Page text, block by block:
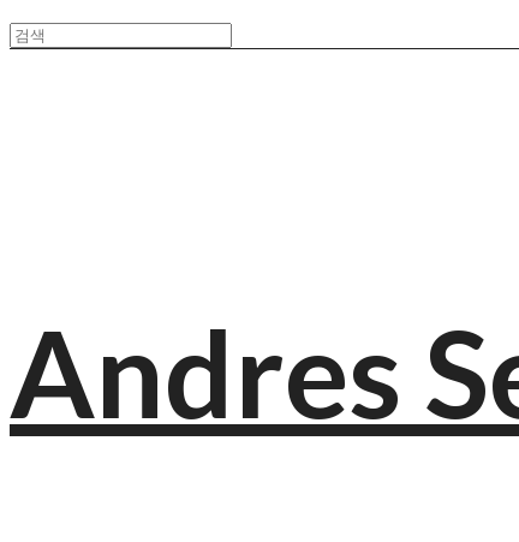
Andres